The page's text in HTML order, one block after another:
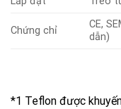
Chứng chỉ
CE,
dẫn)
*1 Teflon được